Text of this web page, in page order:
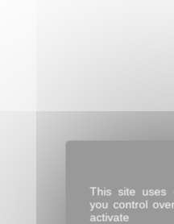
This site uses
you control
activate